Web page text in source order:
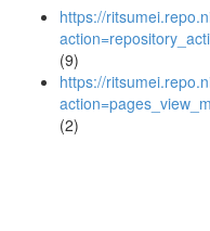
https://
(9)
https://
(2)